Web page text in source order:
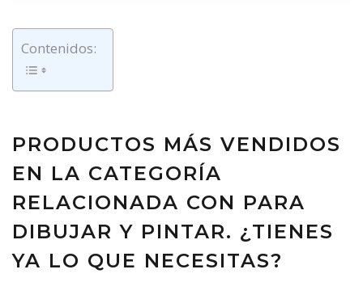
Contenidos:
PRODUCTOS MÁS VENDIDOS
EN LA CATEGORÍA
RELACIONADA CON PARA
DIBUJAR Y PINTAR. ¿TIENES
YA LO QUE NECESITAS?